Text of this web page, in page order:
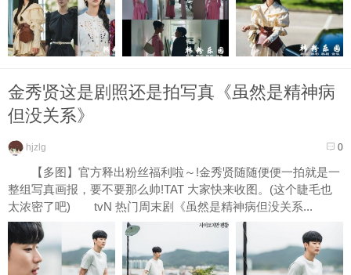
金秀贤这是剧照还是拍写真《虽然是精神病
但没关系》
0
hjzlg
【多图】官方释出粉丝福利啦～!金秀贤随随便便一拍就是一
整组写真画报，要不要那么帅!TAT 大家快来收图。(这个睫毛也
太浓密了吧) tvN 热门周末剧《虽然是精神病但没关系...